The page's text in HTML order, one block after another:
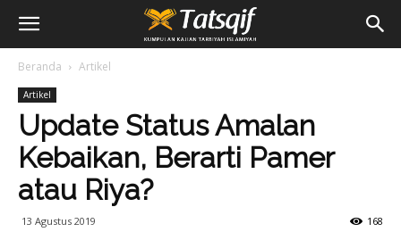
Beranda Artikel
Artikel
Update Status Amalan
Kebaikan, Berarti Pamer
atau Riya?
13 Agustus 2019 168